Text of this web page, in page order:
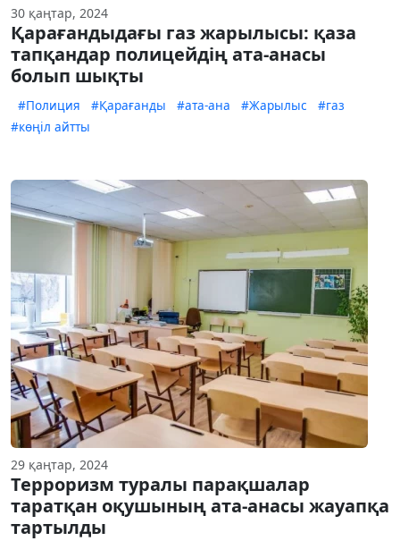
30 қаңтар, 2024
Қарағандыдағы газ жарылысы: қаза
тапқандар полицейдің ата-анасы
болып шықты
#Полиция #Қарағанды #ата-ана #Жарылыс
#газ
#көңіл айтты
29 қаңтар, 2024
Терроризм туралы парақшалар
таратқан оқушының ата-анасы жауапқа
тартылды